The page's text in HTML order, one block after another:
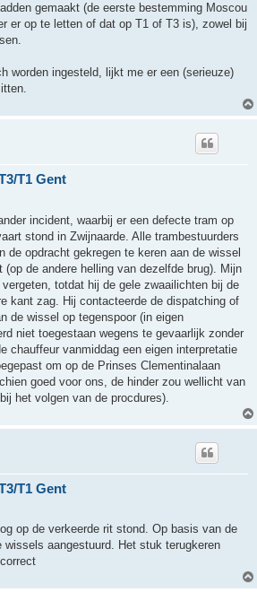
gemaakt (de eerste bestemming Moscou
er op te letten of dat op T1 of T3 is), zowel bij
worden ingesteld, lijkt me er een (serieuze)
T1 Gent
incident, waarbij er een defecte tram op
stond in Zwijnaarde. Alle trambestuurders
de opdracht gekregen te keren aan de wissel
de andere helling van dezelfde brug). Mijn
totdat hij de gele zwaailichten bij de
kant zag. Hij contacteerde de dispatching of
de wissel op tegenspoor (in eigen
niet toegestaan wegens te gevaarlijk zonder
chauffeur vanmiddag een eigen interpretatie
om op de Prinses Clementinalaan
goed voor ons, de hinder zou wellicht van
het volgen van de procdures).
T1 Gent
op de verkeerde rit stond. Op basis van de
wissels aangestuurd. Het stuk terugkeren